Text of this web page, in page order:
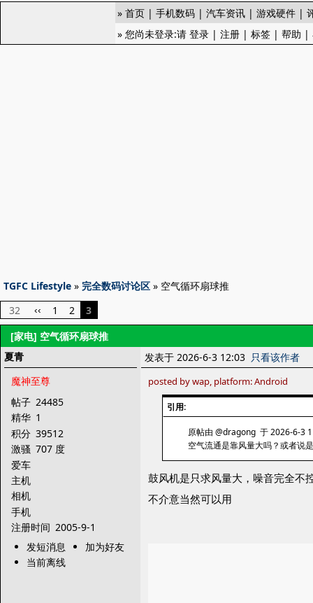
» 首页 | 手机数码 | 汽车资讯 | 游戏硬件 |
» 您尚未登录:请 登录 | 注册 | 标签 | 帮助 |
TGFC Lifestyle » 完全数码讨论区 » 空气循环扇球推
32
‹‹ 1 2
3
[家电] 空气循环扇球推
夏青
魔神至尊
帖子 24485
精华 1
积分 39512
激骚 707 度
爱车
主机
相机
手机
注册时间 2005-9-1
发短消息
加为好友
当前离线
发表于 2026-6-3 12:03 只看该作者
posted by wap, platform: Android
引用:
原帖由 @dragong 于 2026-6-3
空气流通是靠风量大吗？或者说
鼓风机是只求风量大，噪音完全不
不介意当然可以用